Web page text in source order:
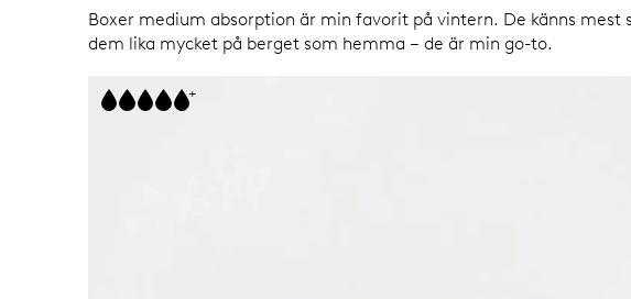
Boxer medium absorption är min favorit på vintern. De känns
dem lika mycket på berget som hemma – de är min go-to.
+